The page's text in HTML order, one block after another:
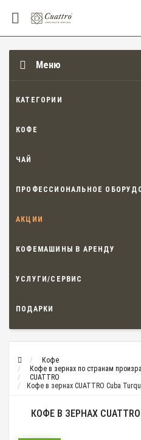
Меню
КАТЕГОРИИ
КОФЕ
ЧАЙ
ПРОФЕССИОНАЛЬНОЕ
АКЦИИ
КОФЕМАШИНЫ В АРЕНДУ
УСЛУГИ/СЕРВИС
ПОДАРКИ
Кофе
Кофе в зернах по странам
CUATTRO
Кофе в зернах CUATTRO Cuba
КОФЕ В ЗЕРНАХ CUATTRO